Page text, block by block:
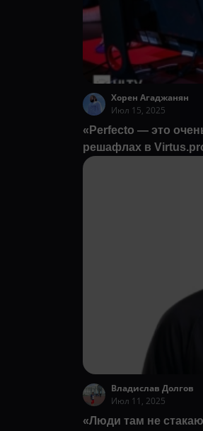
Хорен Агаджанян
Июл 15, 2025
«Perfecto — это
решафлах в
Владислав Долгов
Июл 11, 2025
«Люди там не